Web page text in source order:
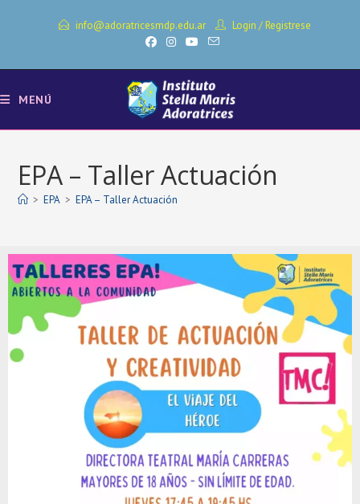
info@adoratricesmdp.edu.ar Login / Registrese
MENÚ
EPA – Taller Actuación
> EPA > EPA – Taller Actuación